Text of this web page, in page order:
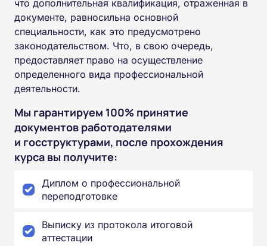
что дополнительная квалификация, отраженная в
документе, равносильна основной
специальности, как это предусмотрено
законодательством. Что, в свою очередь,
предоставляет право на осуществление
определенного вида профессиональной
деятельности.
Мы гарантируем 100% принятие
документов работодателями
и госструктурами, после прохождения
курса вы получите:
Диплом о профессиональной
переподготовке
Выписку из протокола итоговой
аттестации